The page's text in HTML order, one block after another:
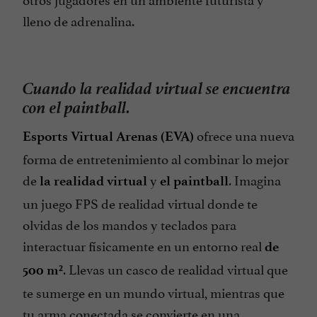
lleno de adrenalina.
Cuando la realidad virtual se encuentra
con el paintball.
Esports Virtual Arenas (EVA) ofrece una nueva
forma de entretenimiento al combinar lo mejor
dela realidad virtual y el paintball. Imagina
un juego FPS de realidad virtual donde te
olvidas de los mandos y teclados para
interactuar físicamente en un entorno real de
500 m². Llevas un casco de realidad virtual que
te sumerge en un mundo virtual, mientras que
tu arma conectada se convierte en una